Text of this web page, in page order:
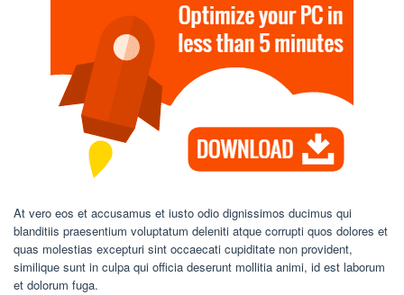
At vero eos et accusamus et iusto odio dignissimos ducimus qui
blanditiis praesentium voluptatum deleniti atque corrupti quos dolores et
quas molestias excepturi sint occaecati cupiditate non provident,
similique sunt in culpa qui officia deserunt mollitia animi, id est laborum
et dolorum fuga.